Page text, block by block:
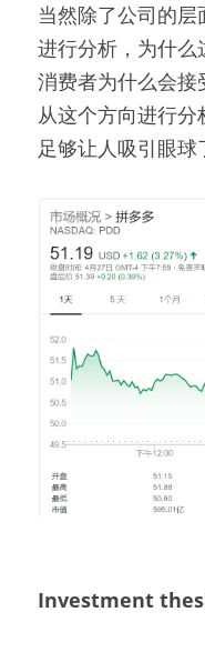
当然除了公司的
进行分析，为什么
消费者为什么会
从这个方向进行
足够让人吸引眼球
Investment